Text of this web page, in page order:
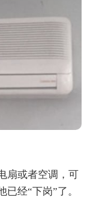
或者空调，可
经“下岗”了。